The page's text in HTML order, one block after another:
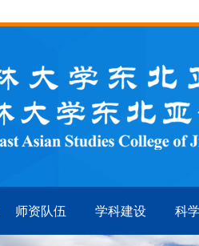
师资队伍 学科建设 科